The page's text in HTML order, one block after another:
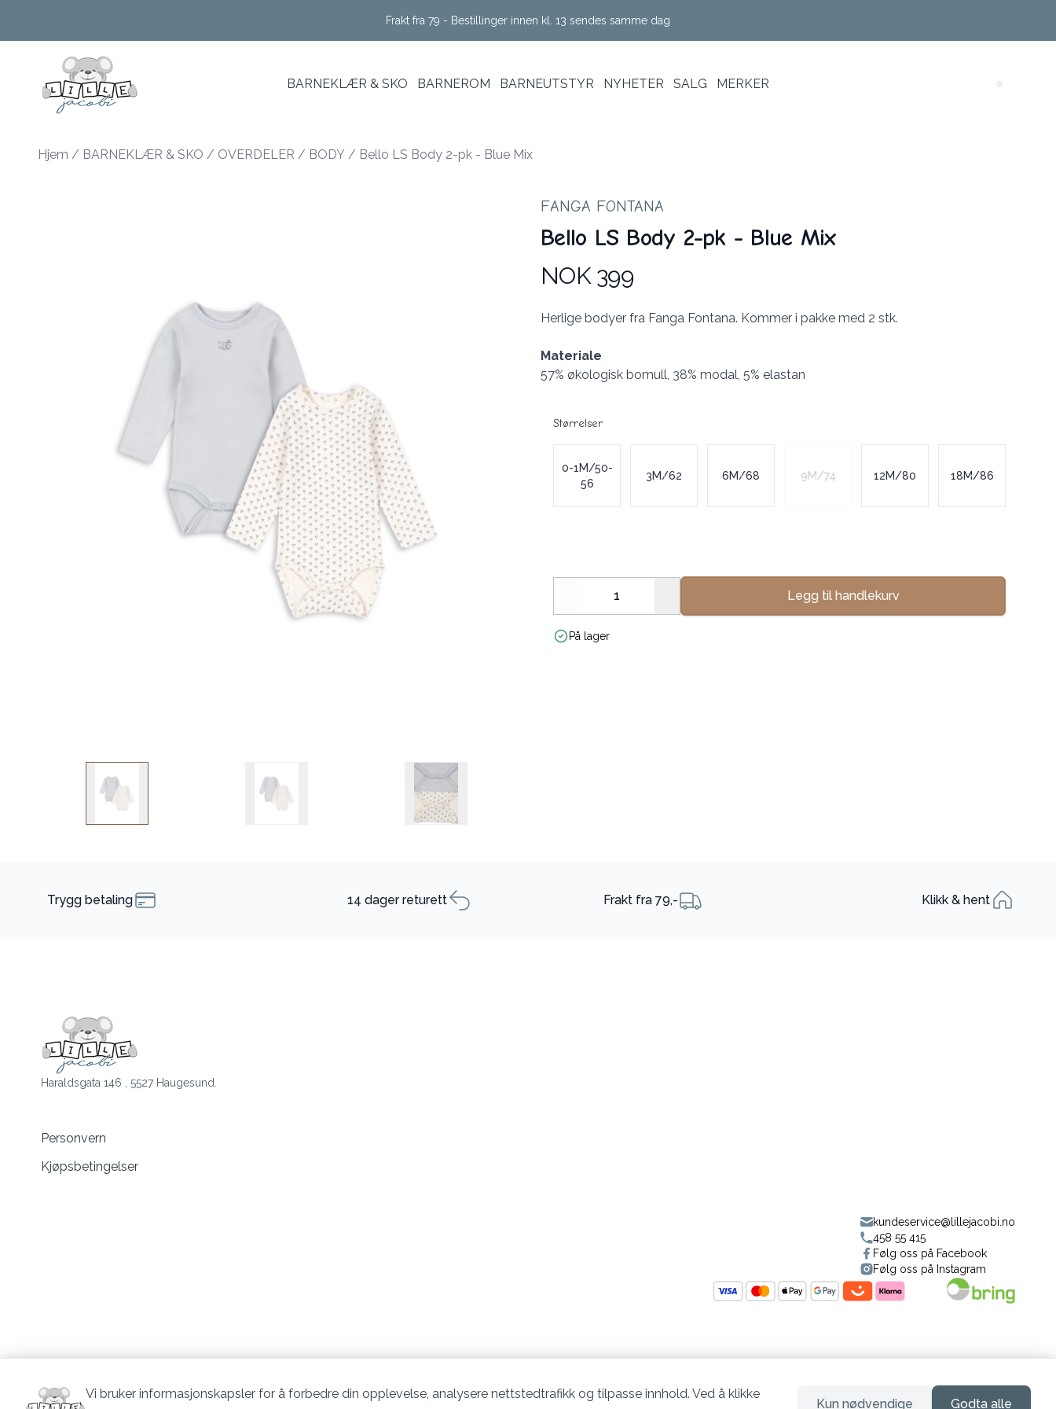
Frakt fra 79 - Bestillinger innen kl. 13 sendes samme dag
BARNEKLÆR & SKO BARNEROM BARNEUTSTYR NYHETER SALG MERKER
Hjem / BARNEKLÆR & SKO / OVERDELER / BODY / Bello LS Body 2-pk - Blue Mix
FANGA FONTANA
Bello LS Body 2-pk - Blue Mix
Produktdetaljer
NOK 399
Description
Herlige bodyer fra Fanga Fontana. Kommer i pakke med 2 stk.
Materiale
57% økologisk bomull, 38% modal, 5% elastan
Størrelser
Velg en Størrelser
0-1M/50-
56
3M/62 6M/68 9M/74 12M/80 18M/86
Decrease
Legg til handlekurv
På lager
Trygg betaling 14 dager returett Frakt fra 79,- Klikk & hent
Haraldsgata 146 , 5527 Haugesund.
Personvern
Kjøpsbetingelser
kundeservice@lillejacobi.no
458 55 415
Følg oss på Facebook
Følg oss på Instagram
Vi bruker informasjonskapsler for å forbedre din opplevelse, analysere nettstedtrafikk og tilpasse innhold. Ved å klikke
Kun nødvendige Godta alle